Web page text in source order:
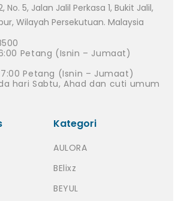
No. 5, Jalan Jalil Perkasa 1, Bukit Jalil,
Wilayah Persekutuan. Malaysia
Petang (Isnin – Jumaat)
7:00 Petang (Isnin – Jumaat)
hari Sabtu, Ahad dan cuti umum
Kategori
AULORA
BElixz
BEYUL